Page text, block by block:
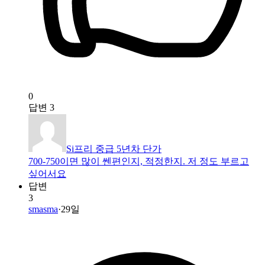
0
답변 3
Si프리 중급 5년차 단가
700-750이면 많이 쎈편인지, 적정한지. 저 정도 부르고
싶어서요
답변
3
smasma·29일